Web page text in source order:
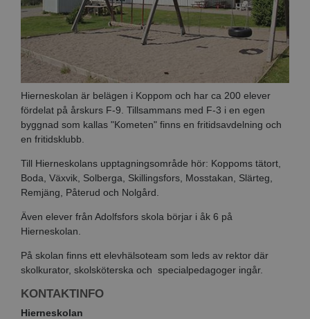
Hierneskolan är belägen i Koppom och har ca 200 elever
fördelat på årskurs F-9. Tillsammans med F-3 i en egen
byggnad som kallas "Kometen" finns en fritidsavdelning och
en fritidsklubb.
Till Hierneskolans upptagningsområde hör: Koppoms tätort,
Boda, Växvik, Solberga, Skillingsfors, Mosstakan, Slärteg,
Remjäng, Påterud och Nolgård.
Även elever från Adolfsfors skola börjar i åk 6 på
Hierneskolan.
På skolan finns ett elevhälsoteam som leds av rektor där
skolkurator, skolsköterska och specialpedagoger ingår.
KONTAKTINFO
Hierneskolan